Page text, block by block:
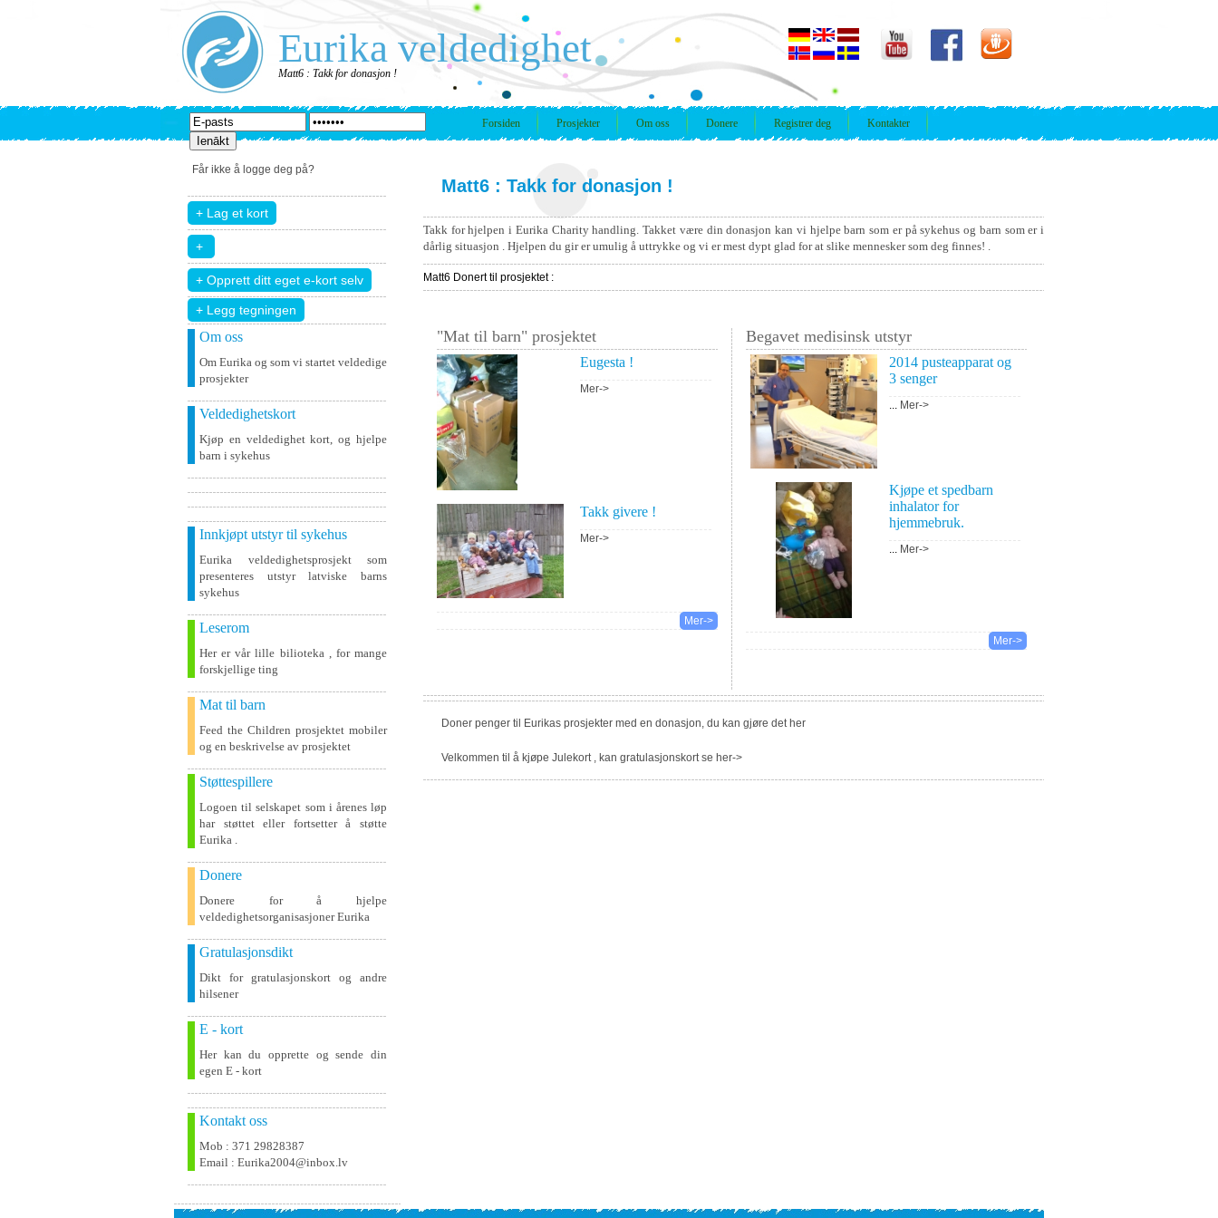
Eurika veldedighet
Matt6 : Takk for donasjon !
Forsiden Prosjekter Om oss Donere Registrer deg Kontakter
Får ikke å logge deg på?
+ Legg tegningen
Om oss
Om Eurika og som vi startet veldedige
prosjekter
Veldedighetskort
Kjøp en veldedighet kort, og hjelpe
barn i sykehus
Innkjøpt utstyr til sykehus
Eurika veldedighetsprosjekt som
presenteres utstyr latviske barns
sykehus
Leserom
Her er vår lille bilioteka , for mange
forskjellige ting
Mat til barn
Feed the Children prosjektet mobiler
og en beskrivelse av prosjektet
Støttespillere
Logoen til selskapet som i årenes løp
har støttet eller fortsetter å støtte
Eurika .
Donere
Donere for å hjelpe
veldedighetsorganisasjoner Eurika
Gratulasjonsdikt
Dikt for gratulasjonskort og andre
hilsener
E - kort
Her kan du opprette og sende din
egen E - kort
Kontakt oss
Mob : 371 29828387
Email : Eurika2004@inbox.lv
Matt6 : Takk for donasjon !
Takk for hjelpen i Eurika Charity handling. Takket være din donasjon kan vi hjelpe barn som er på sykehus og barn som er i
dårlig situasjon . Hjelpen du gir er umulig å uttrykke og vi er mest dypt glad for at slike mennesker som deg finnes! .
Matt6 Donert til prosjektet :
"Mat til barn" prosjektet
Eugesta !
Mer->
Takk givere !
Mer->
Mer->
Begavet medisinsk utstyr
2014 pusteapparat og
3 senger
... Mer->
Kjøpe et spedbarn
inhalator for
hjemmebruk.
Mer->
Mer->
Doner penger til Eurikas prosjekter med en donasjon, du kan gjøre det her
Velkommen til å kjøpe Julekort , kan gratulasjonskort se her->